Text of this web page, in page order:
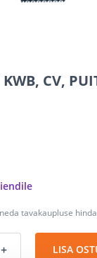
KWB, CV,
tavakaupluse
+ LISA